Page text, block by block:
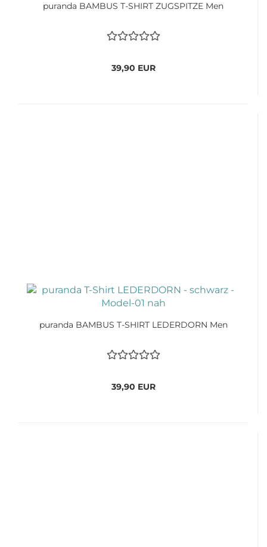
puranda BAMBUS T-SHIRT ZUGSPITZE Men
39,90 EUR
puranda BAMBUS T-SHIRT LEDERDORN Men
39,90 EUR